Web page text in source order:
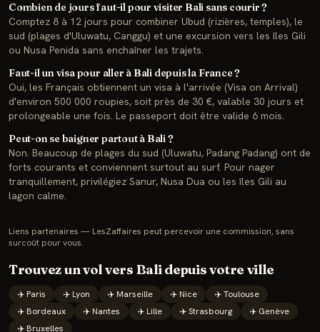
Combien de jours faut-il pour visiter Bali sans courir ?
Comptez 8 à 12 jours pour combiner Ubud (rizières, temples), le
sud (plages d'Uluwatu, Canggu) et une excursion vers les îles Gili
ou Nusa Penida sans enchaîner les trajets.
Faut-il un visa pour aller à Bali depuis la France ?
Oui, les Français obtiennent un visa à l'arrivée (Visa on Arrival)
d'environ 500 000 roupies, soit près de 30 €, valable 30 jours et
prolongeable une fois. Le passeport doit être valide 6 mois.
Peut-on se baigner partout à Bali ?
Non. Beaucoup de plages du sud (Uluwatu, Padang Padang) ont de
forts courants et conviennent surtout au surf. Pour nager
tranquillement, privilégiez Sanur, Nusa Dua ou les îles Gili au
lagon calme.
Liens partenaires — LesZaffaires peut percevoir une commission, sans
surcoût pour vous.
Trouvez un vol vers Balidepuis votre ville
✈️ Paris ✈️ Lyon ✈️ Marseille ✈️ Nice ✈️Toulouse
✈️ Bordeaux ✈️ Nantes ✈️ Lille ✈️Strasbourg ✈️ Genève
✈️ Bruxelles